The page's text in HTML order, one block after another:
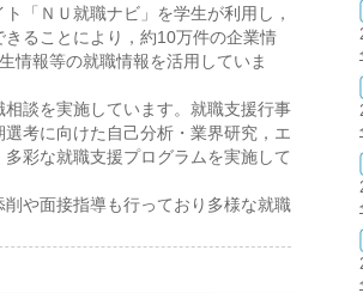
「ＮＵ就職ナビ」を学生が利用し，
ることにより，約10万件の企業情
情報等の就職情報を活用していま
談を実施しています。就職支援行事
考に向けた自己分析・業界研究，エ
彩な就職支援プログラムを実施して
や面接指導も行っており多様な就職